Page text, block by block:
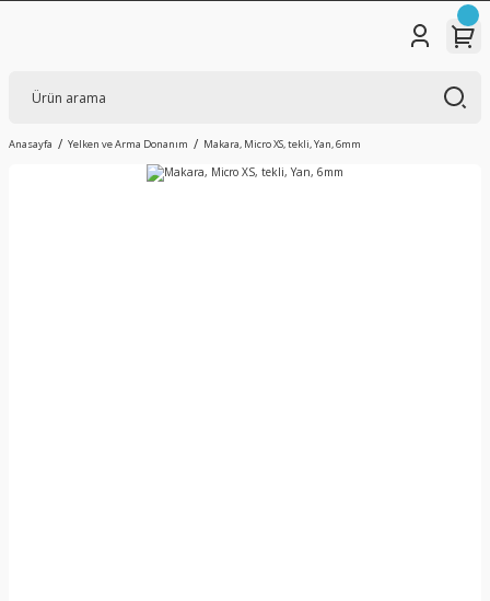
Anasayfa Yelken ve Arma Donanım Makara, Micro XS, tekli, Yan, 6mm